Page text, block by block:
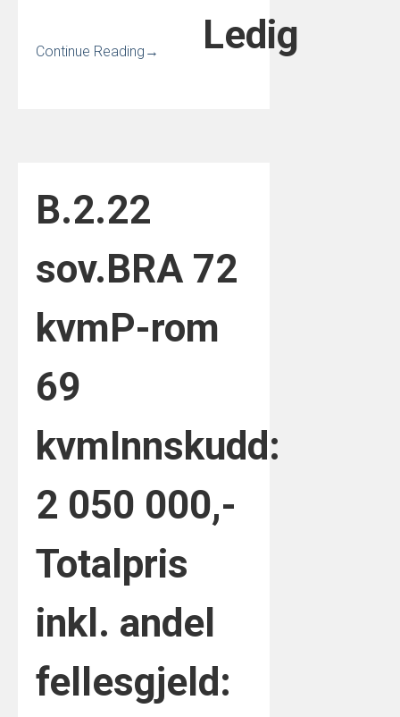
Ledig
Continue Reading →
B.2.22
sov.BRA 72
kvmP-rom
69
kvmInnskudd:
2 050 000,-
Totalpris
inkl. andel
fellesgjeld: